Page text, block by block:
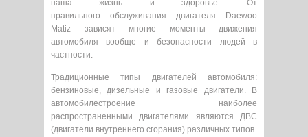
наша жизнь и здоровье. От
правильного обслуживания двигателя Daewoo
Matiz зависят многие моменты движения
автомобиля вообще и безопасности людей в
частности.
Традиционные типы двигателей автомобиля:
бензиновые, дизельные и газовые двигатели. В
автомобилестроение наиболее
распространенными двигателями являются ДВС
(двигатели внутреннего сгорания) различных типов.